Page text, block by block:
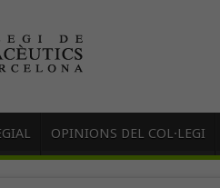
OPINIONS DEL COL·LEGI